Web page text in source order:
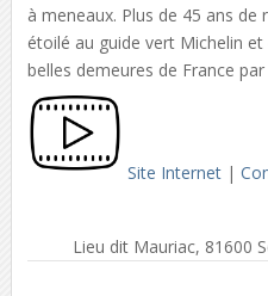
à meneaux. Plus de 45 ans de
étoilé au guide vert Michelin et
belles demeures de France
Site Internet|
Lieu dit Mauriac, 81600